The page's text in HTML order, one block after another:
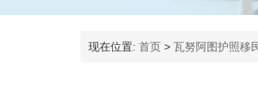
现在位置: 首页 > 瓦努阿图护照移